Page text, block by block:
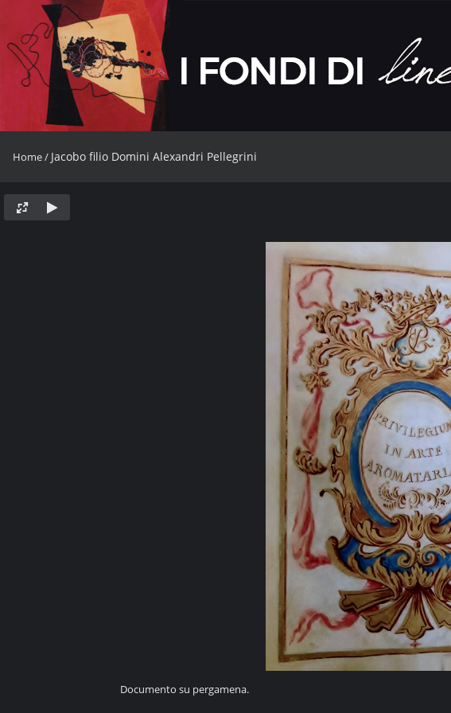
Home/ Jacobo filio Domini Alexandri Pellegrini
Documento su pergamena.